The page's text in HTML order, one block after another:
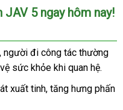
JAV 5 ngay hôm nay!
người đi công tác thường
sức khỏe khi quan hệ.
xuất tinh, tăng hưng phấn